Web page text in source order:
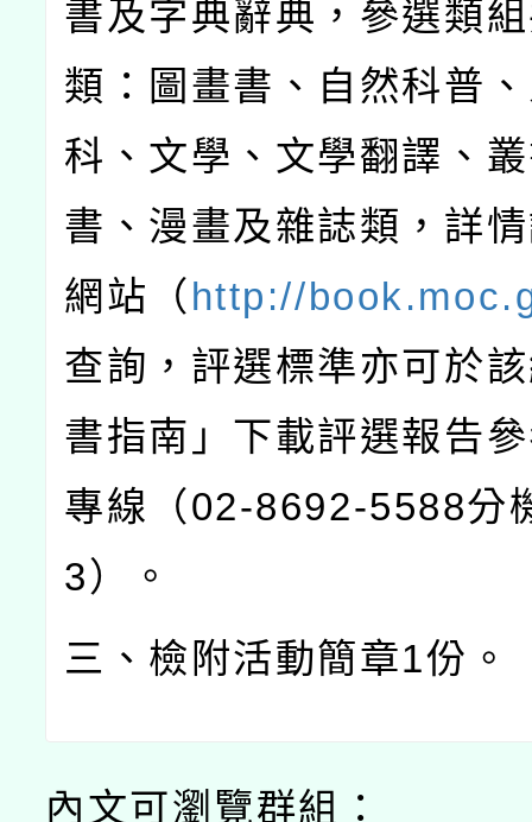
書及字典辭典，參選類
類：圖畫書、自然科普
科、文學、文學翻譯、
書、漫畫及雜誌類，詳
網站（ http://
查詢，評選標準亦可於
書指南」下載評選報告
專線（02-8692-5588分
3）。
三、檢附活動簡章1份。
內文可瀏覽群組：